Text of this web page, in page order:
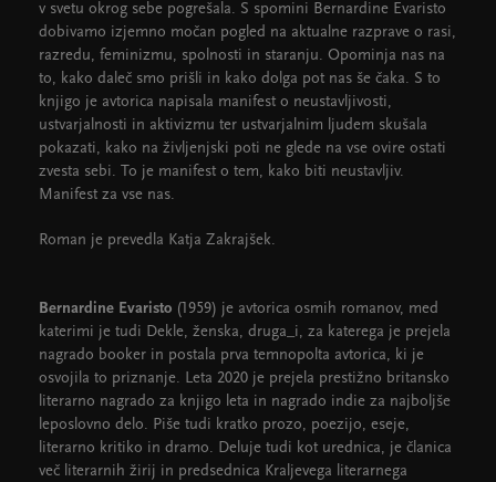
v svetu okrog sebe pogrešala. S spomini Bernardine Evaristo
dobivamo izjemno močan pogled na aktualne razprave o rasi,
razredu, feminizmu, spolnosti in staranju. Opominja nas na
to, kako daleč smo prišli in kako dolga pot nas še čaka. S to
knjigo je avtorica napisala manifest o neustavljivosti,
ustvarjalnosti in aktivizmu ter ustvarjalnim ljudem skušala
pokazati, kako na življenjski poti ne glede na vse ovire ostati
zvesta sebi. To je manifest o tem, kako biti neustavljiv.
Manifest za vse nas.
Roman je prevedla Katja Zakrajšek.
Bernardine Evaristo (1959) je avtorica osmih romanov, med
katerimi je tudi Dekle, ženska, druga_i, za katerega je prejela
nagrado booker in postala prva temnopolta avtorica, ki je
osvojila to priznanje. Leta 2020 je prejela prestižno britansko
literarno nagrado za knjigo leta in nagrado indie za najboljše
leposlovno delo. Piše tudi kratko prozo, poezijo, eseje,
literarno kritiko in dramo. Deluje tudi kot urednica, je članica
več literarnih žirij in predsednica Kraljevega literarnega